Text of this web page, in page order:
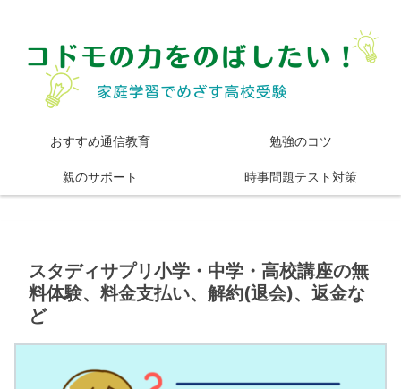
おすすめ通信教育 勉強のコツ
親のサポート 時事問題テスト対策
スタディサプリ小学・中学・高校講座の無
料体験、料金支払い、解約(退会)、返金な
ど